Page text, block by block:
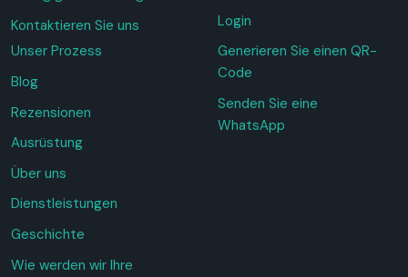
Kontaktieren Sie uns
Unser Prozess
Blog
Rezensionen
Ausrüstung
Über uns
Dienstleistungen
Geschichte
Wie werden wir Ihre
Login
Generieren Sie einen QR-
Code
Senden Sie eine
WhatsApp